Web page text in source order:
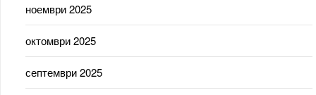
ноември 2025
октомври 2025
септември 2025